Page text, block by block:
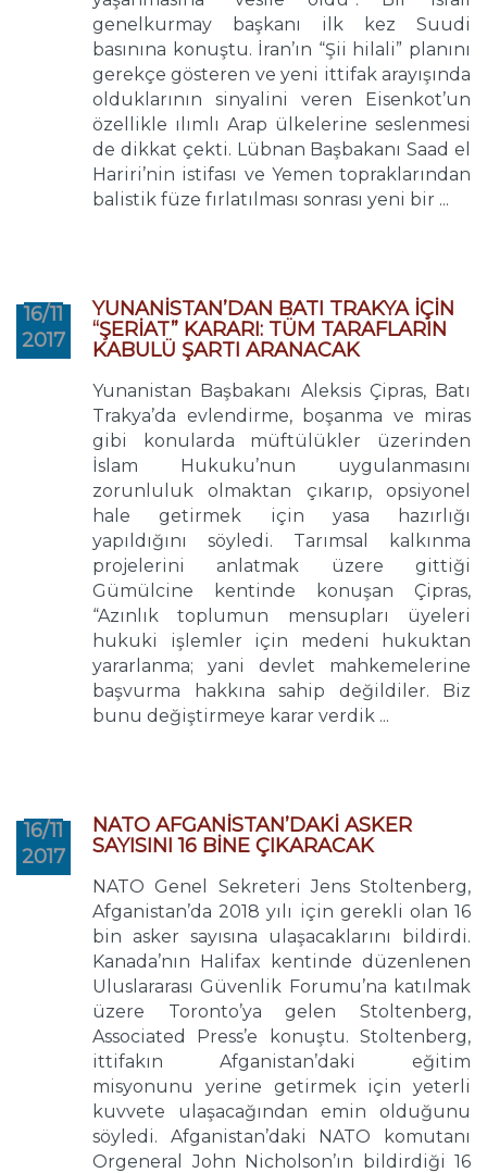
genelkurmay başkanı ilk kez Suudi
basınına konuştu. İran’ın “Şii hilali” planını
gerekçe gösteren ve yeni ittifak arayışında
olduklarının sinyalini veren Eisenkot’un
özellikle ılımlı Arap ülkelerine seslenmesi
de dikkat çekti. Lübnan Başbakanı Saad el
Hariri’nin istifası ve Yemen topraklarından
balistik füze fırlatılması sonrası yeni bir ...
16/11
2017
YUNANİSTAN’DAN BATI TRAKYA İÇİN
“ŞERİAT” KARARI: TÜM TARAFLARIN
KABULÜ ŞARTI ARANACAK
Yunanistan Başbakanı Aleksis Çipras, Batı
Trakya’da evlendirme, boşanma ve miras
gibi konularda müftülükler üzerinden
İslam Hukuku’nun uygulanmasını
zorunluluk olmaktan çıkarıp, opsiyonel
hale getirmek için yasa hazırlığı
yapıldığını söyledi. Tarımsal kalkınma
projelerini anlatmak üzere gittiği
Gümülcine kentinde konuşan Çipras,
“Azınlık toplumun mensupları üyeleri
hukuki işlemler için medeni hukuktan
yararlanma; yani devlet mahkemelerine
başvurma hakkına sahip değildiler. Biz
bunu değiştirmeye karar verdik ...
16/11
2017
NATO AFGANİSTAN’DAKİ ASKER
SAYISINI 16 BİNE ÇIKARACAK
NATO Genel Sekreteri Jens Stoltenberg,
Afganistan’da 2018 yılı için gerekli olan 16
bin asker sayısına ulaşacaklarını bildirdi.
Kanada’nın Halifax kentinde düzenlenen
Uluslararası Güvenlik Forumu’na katılmak
üzere Toronto’ya gelen Stoltenberg,
Associated Press’e konuştu. Stoltenberg,
ittifakın Afganistan’daki eğitim
misyonunu yerine getirmek için yeterli
kuvvete ulaşacağından emin olduğunu
söyledi. Afganistan’daki NATO komutanı
Orgeneral John Nicholson’ın bildirdiği 16